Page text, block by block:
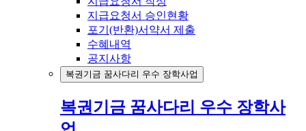
지급요청서 승인현황
포기(반환)서약서 제출
수혜내역
공지사항
복권기금 꿈사다리 우수 장학사업
복권기금 꿈사다리 우수 장학사